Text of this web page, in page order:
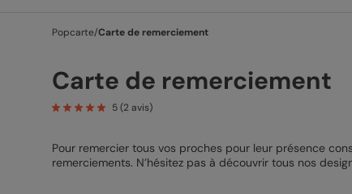
Popcarte/Carte de remerciement
Carte de remerciement
5(2avis)
Pour remercier tous vos proches pour leur présence
remerciements. N’hésitez pas à découvrir tous nos